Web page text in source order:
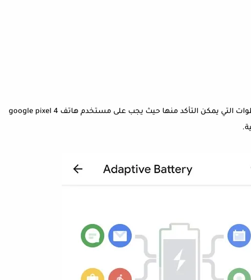
تعد هذه الخطوات من أبسط الخطوات التي يمكن التأكد منها حيث يجب على مستخدم هاتف google pixel 4